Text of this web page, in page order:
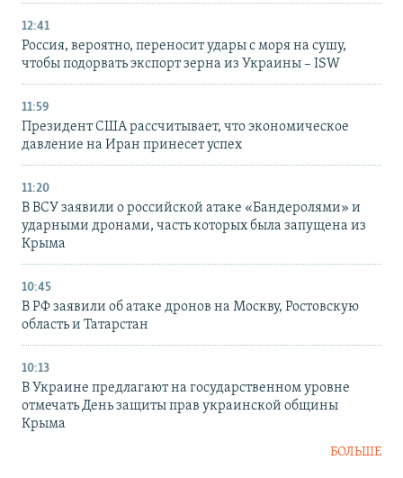
12:41
Россия, вероятно, переносит удары с моря на сушу,
чтобы подорвать экспорт зерна из Украины – ISW
11:59
Президент США рассчитывает, что экономическое
давление на Иран принесет успех
11:20
В ВСУ заявили о российской атаке «Бандеролями» и
ударными дронами, часть которых была запущена из
Крыма
10:45
В РФ заявили об атаке дронов на Москву, Ростовскую
область и Татарстан
10:13
В Украине предлагают на государственном уровне
отмечать День защиты прав украинской общины
Крыма
БОЛЬШЕ